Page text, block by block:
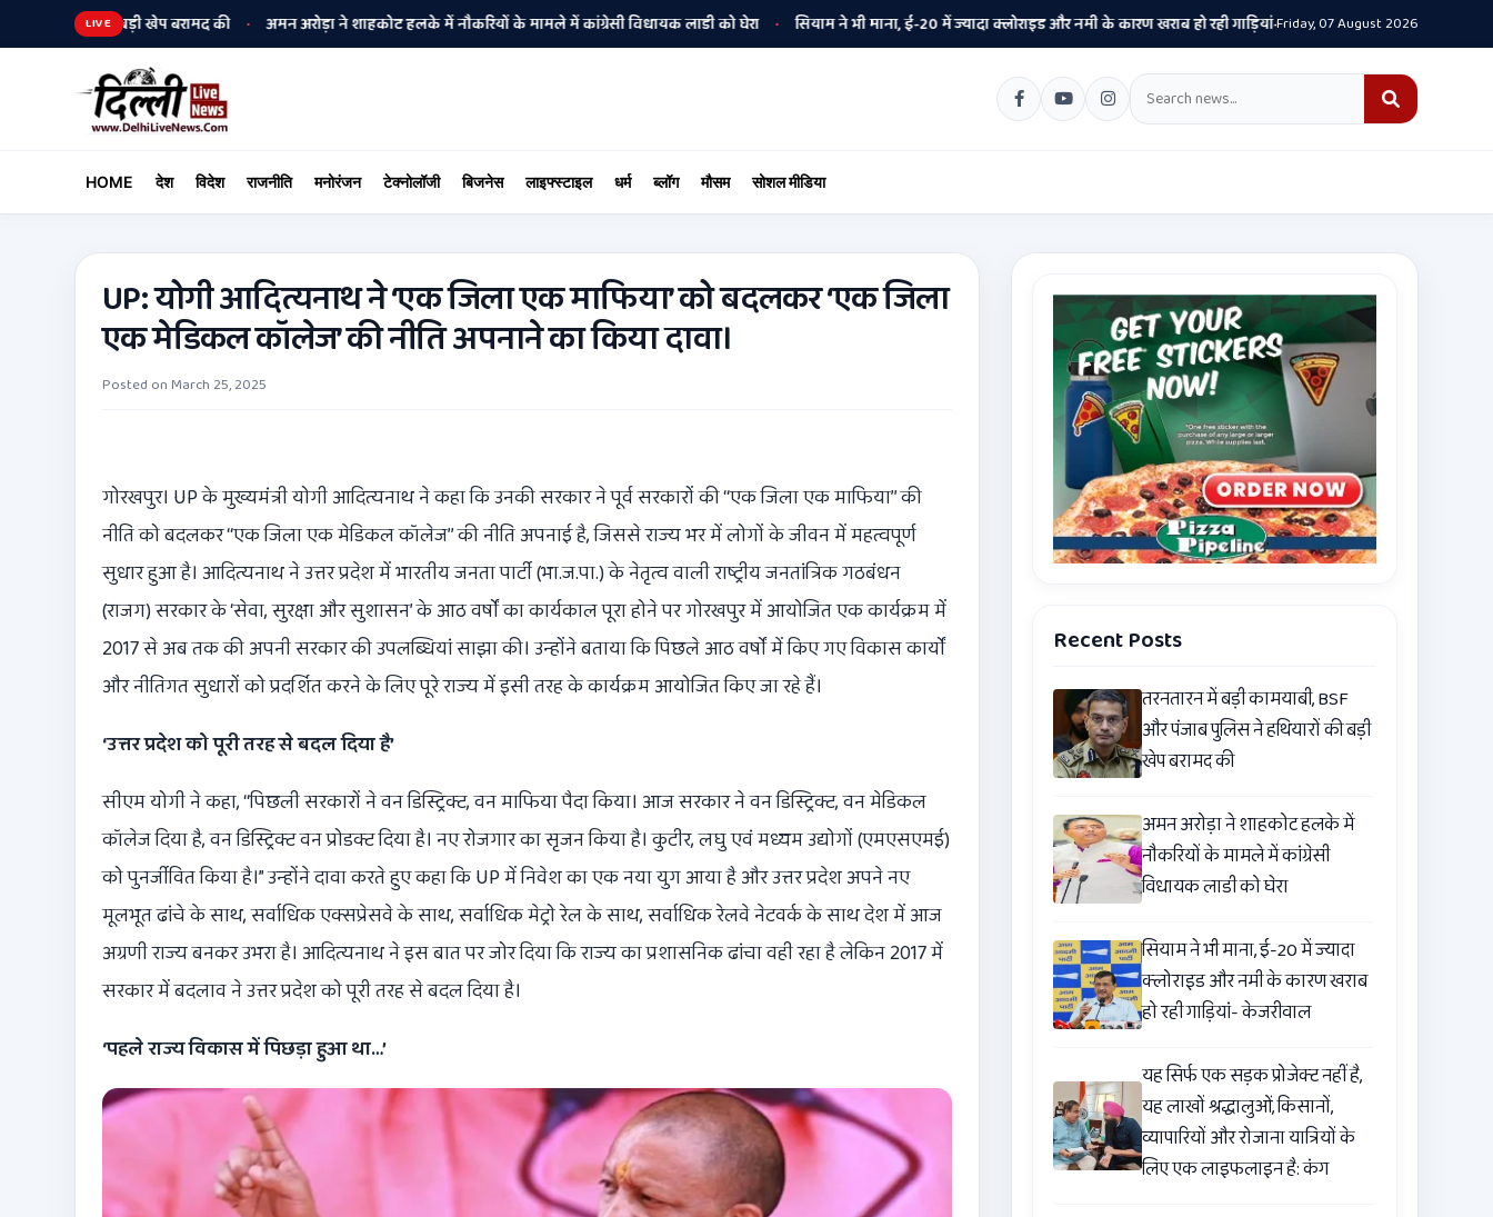
LIVE
की बड़ी खेप बरामद की • अमन अरोड़ा ने शाहकोट हलके में नौकरियों के मामले में कांग्रेसी विधायक लाडी को घेरा • सियाम ने भी माना, ई-20 में ज्यादा क्लोराइड और नमी के कारण खराब हो रही गाड़ियां- केजरीवाल • यह सिर्फ एक सड़क प्रोजेक्ट
Friday, 07 August 2026
HOME देश विदेश राजनीति मनोरंजन टेक्नोलॉजी बिजनेस लाइफ्स्टाइल धर्म ब्लॉग मौसम सोशल मीडिया
UP: योगी आदित्यनाथ ने ‘एक जिला एक माफिया’ को बदलकर ‘एक जिला
एक मेडिकल कॉलेज’ की नीति अपनाने का किया दावा।
Posted on March 25, 2025
गोरखपुर। UP के मुख्यमंत्री योगी आदित्यनाथ ने कहा कि उनकी सरकार ने पूर्व सरकारों की ‘‘एक जिला एक माफिया’’ की
नीति को बदलकर ‘‘एक जिला एक मेडिकल कॉलेज’’ की नीति अपनाई है, जिससे राज्य भर में लोगों के जीवन में महत्वपूर्ण
सुधार हुआ है। आदित्यनाथ ने उत्तर प्रदेश में भारतीय जनता पार्टी (भा.ज.पा.) के नेतृत्व वाली राष्ट्रीय जनतांत्रिक गठबंधन
(राजग) सरकार के ‘सेवा, सुरक्षा और सुशासन’ के आठ वर्षों का कार्यकाल पूरा होने पर गोरखपुर में आयोजित एक कार्यक्रम में
2017 से अब तक की अपनी सरकार की उपलब्धियां साझा की। उन्होंने बताया कि पिछले आठ वर्षों में किए गए विकास कार्यों
और नीतिगत सुधारों को प्रदर्शित करने के लिए पूरे राज्य में इसी तरह के कार्यक्रम आयोजित किए जा रहे हैं।
‘उत्तर प्रदेश को पूरी तरह से बदल दिया है’
सीएम योगी ने कहा, ‘‘पिछली सरकारों ने वन डिस्ट्रिक्ट, वन माफिया पैदा किया। आज सरकार ने वन डिस्ट्रिक्ट, वन मेडिकल
कॉलेज दिया है, वन डिस्ट्रिक्ट वन प्रोडक्ट दिया है। नए रोजगार का सृजन किया है। कुटीर, लघु एवं मध्यम उद्योगों (एमएसएमई)
को पुनर्जीवित किया है।” उन्होंने दावा करते हुए कहा कि UP में निवेश का एक नया युग आया है और उत्तर प्रदेश अपने नए
मूलभूत ढांचे के साथ, सर्वाधिक एक्सप्रेसवे के साथ, सर्वाधिक मेट्रो रेल के साथ, सर्वाधिक रेलवे नेटवर्क के साथ देश में आज
अग्रणी राज्य बनकर उभरा है। आदित्यनाथ ने इस बात पर जोर दिया कि राज्य का प्रशासनिक ढांचा वही रहा है लेकिन 2017 में
सरकार में बदलाव ने उत्तर प्रदेश को पूरी तरह से बदल दिया है।
‘पहले राज्य विकास में पिछड़ा हुआ था…’
Recent Posts
तरनतारन में बड़ी कामयाबी, BSF
और पंजाब पुलिस ने हथियारों की बड़ी
खेप बरामद की
अमन अरोड़ा ने शाहकोट हलके में
नौकरियों के मामले में कांग्रेसी
विधायक लाडी को घेरा
सियाम ने भी माना, ई-20 में ज्यादा
क्लोराइड और नमी के कारण खराब
हो रही गाड़ियां- केजरीवाल
यह सिर्फ एक सड़क प्रोजेक्ट नहीं है,
यह लाखों श्रद्धालुओं, किसानों,
व्यापारियों और रोजाना यात्रियों के
लिए एक लाइफलाइन है: कंग